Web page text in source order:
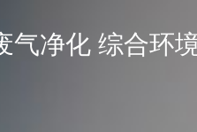
气净化 综合环